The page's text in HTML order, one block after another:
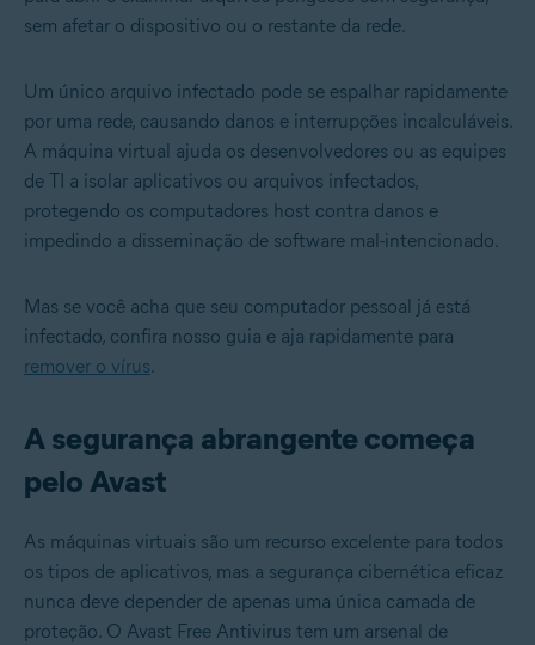
sem afetar o dispositivo ou o restante da rede.
Um único arquivo infectado pode se espalhar rapidamente
por uma rede, causando danos e interrupções incalculáveis.
A máquina virtual ajuda os desenvolvedores ou as equipes
de TI a isolar aplicativos ou arquivos infectados,
protegendo os computadores host contra danos e
impedindo a disseminação de software mal-intencionado.
Mas se você acha que seu computador pessoal já está
infectado, confira nosso guia e aja rapidamente para
remover o vírus.
A segurança abrangente começa
pelo Avast
As máquinas virtuais são um recurso excelente para todos
os tipos de aplicativos, mas a segurança cibernética eficaz
nunca deve depender de apenas uma única camada de
proteção. O Avast Free Antivirus tem um arsenal de